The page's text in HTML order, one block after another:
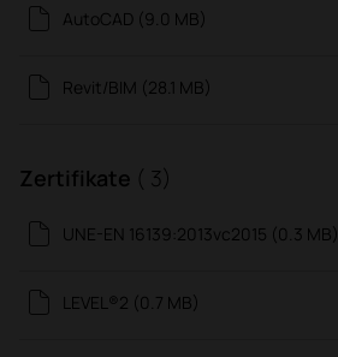
AutoCAD (9.0 MB)
Revit/BIM (28.1 MB)
Zertifikate ( 3)
UNE-EN 16139:2013vc2015 (0.3 MB)
LEVEL®2 (0.7 MB)